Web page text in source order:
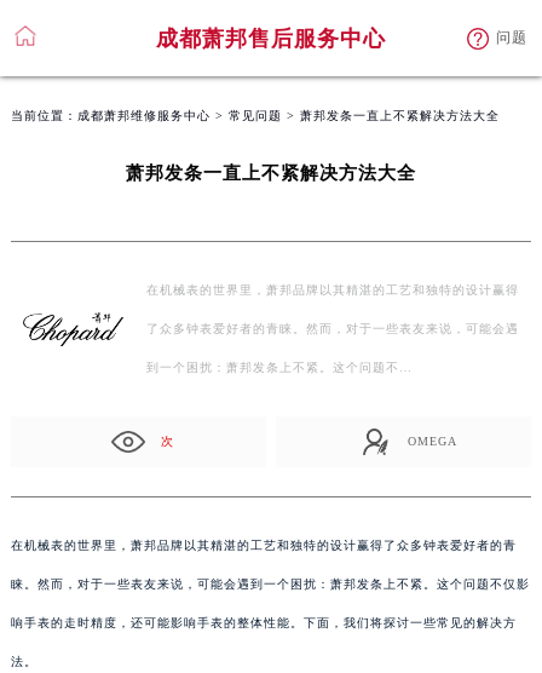
成都萧邦售后服务中心 问题
当前位置： 成都萧邦维修服务中心 > 常见问题 > 萧邦发条一直上不紧解决方法大全
萧邦发条一直上不紧解决方法大全
在机械表的世界里，萧邦品牌以其精湛的工艺和独特的设计赢得
了众多钟表爱好者的青睐。然而，对于一些表友来说，可能会遇
到一个困扰：萧邦发条上不紧。这个问题不…
次 OMEGA
在机械表的世界里，萧邦品牌以其精湛的工艺和独特的设计赢得了众多钟表爱好者的青
睐。然而，对于一些表友来说，可能会遇到一个困扰：萧邦发条上不紧。这个问题不仅影
响手表的走时精度，还可能影响手表的整体性能。下面，我们将探讨一些常见的解决方
法。